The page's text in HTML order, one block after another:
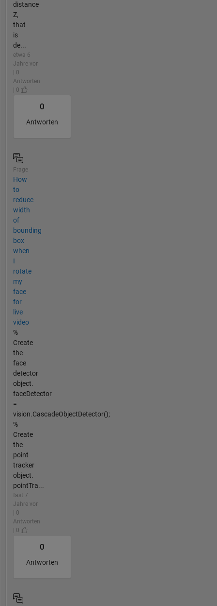
distance
Z,
that
is
de...
etwa 6
Jahre vor
| 0
Antworten
| 0
0
Antworten
Frage
How
to
reduce
width
of
bounding
box
when
I
rotate
my
face
for
live
video
%
Create
the
face
detector
object.
faceDetector
=
vision.CascadeObjectDetector();
%
Create
the
point
tracker
object.
pointTra...
fast 7
Jahre vor
| 0
Antworten
| 0
0
Antworten